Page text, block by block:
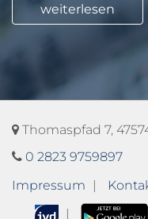
weiterlesen
Thomaspfad 7,
0 2823 9759897
Impressum